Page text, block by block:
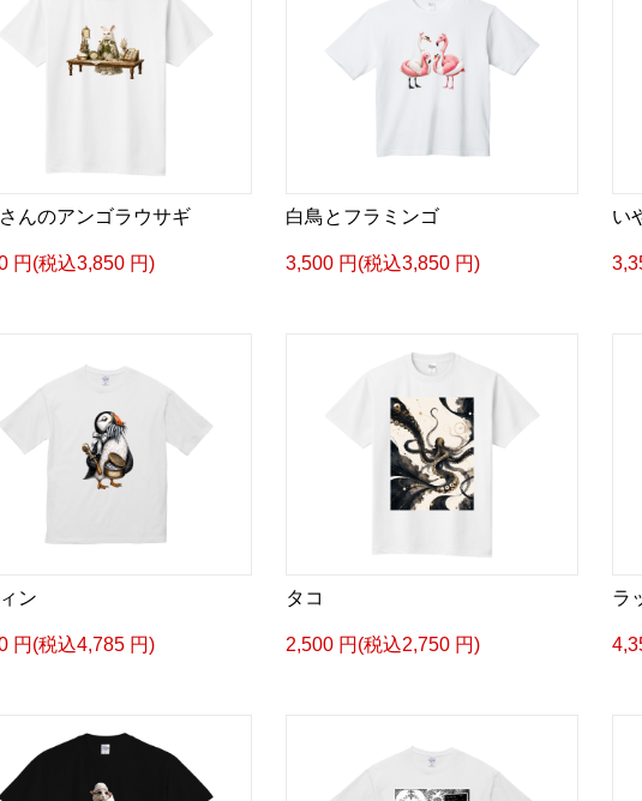
んのアンゴラウサギ
円(税込3,850 円)
白鳥とフラミンゴ
3,500 円(税込3,850 円)
い
ン
円(税込4,785 円)
タコ
2,500 円(税込2,750 円)
ラ